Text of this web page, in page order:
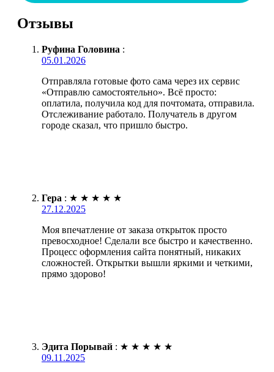
Отзывы
Руфина Головина :
05.01.2026
Отправляла готовые фото сама через их сервис
«Отправлю самостоятельно». Всё просто:
оплатила, получила код для почтомата, отправила.
Отслеживание работало. Получатель в другом
городе сказал, что пришло быстро.
Гера : ★ ★ ★ ★ ★
27.12.2025
Моя впечатление от заказа открыток просто
превосходное! Сделали все быстро и качественно.
Процесс оформления сайта понятный, никаких
сложностей. Открытки вышли яркими и четкими,
прямо здорово!
Эдита Порывай : ★ ★ ★ ★ ★
09.11.2025